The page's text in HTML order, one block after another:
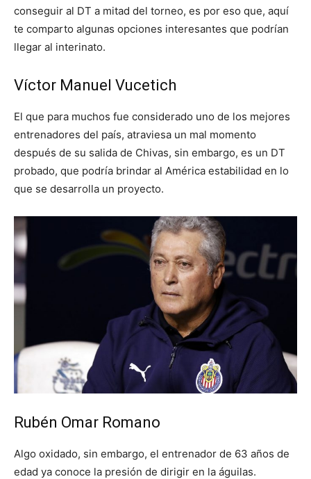
conseguir al DT a mitad del torneo, es por eso que, aquí
te comparto algunas opciones interesantes que podrían
llegar al interinato.
Víctor Manuel Vucetich
El que para muchos fue considerado uno de los mejores
entrenadores del país, atraviesa un mal momento
después de su salida de Chivas, sin embargo, es un DT
probado, que podría brindar al América estabilidad en lo
que se desarrolla un proyecto.
Rubén Omar Romano
Algo oxidado, sin embargo, el entrenador de 63 años de
edad ya conoce la presión de dirigir en la águilas.